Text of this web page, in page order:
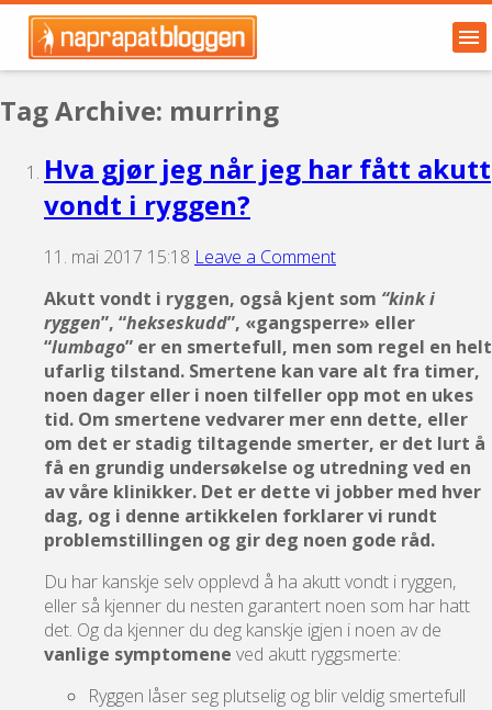
Tag Archive: murring
Hva gjør jeg når jeg har fått akutt
vondt i ryggen?
11. mai 2017 15:18 Leave a Comment
Akutt vondt i ryggen, også kjent som “kink i
ryggen”, “hekseskudd”, «gangsperre» eller
“lumbago” er en smertefull, men som regel en helt
ufarlig tilstand. Smertene kan vare alt fra timer,
noen dager eller i noen tilfeller opp mot en ukes
tid. Om smertene vedvarer mer enn dette, eller
om det er stadig tiltagende smerter, er det lurt å
få en grundig undersøkelse og utredning ved en
av våre klinikker. Det er dette vi jobber med hver
dag, og i denne artikkelen forklarer vi rundt
problemstillingen og gir deg noen gode råd.
Du har kanskje selv opplevd å ha akutt vondt i ryggen,
eller så kjenner du nesten garantert noen som har hatt
det. Og da kjenner du deg kanskje igjen i noen av de
vanlige symptomene ved akutt ryggsmerte:
Ryggen låser seg plutselig og blir veldig smertefull